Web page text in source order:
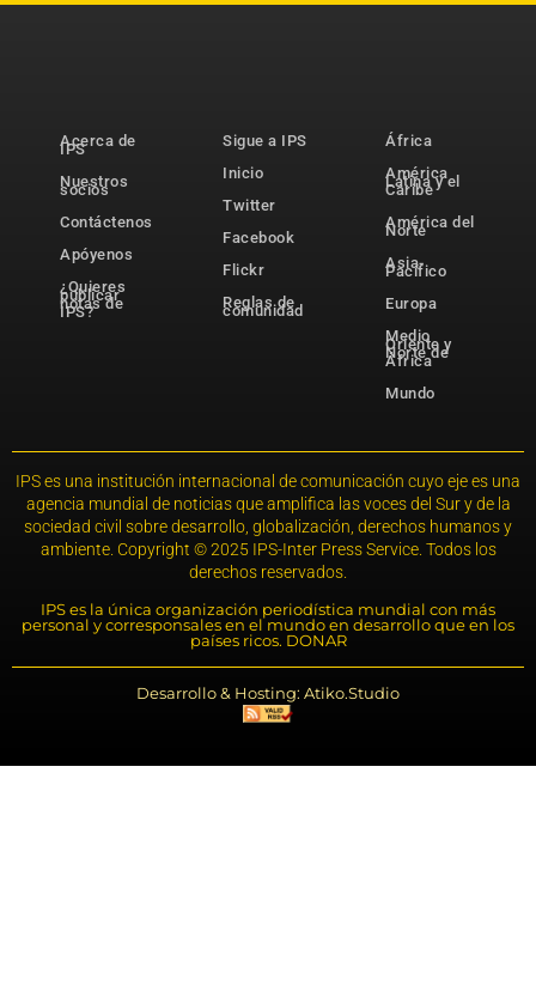
Acerca de
IPS
Nuestros
socios
Contáctenos
Apóyenos
¿Quieres
publicar
notas de
IPS?
Sigue a IPS
Inicio
Twitter
Facebook
Flickr
Reglas de
comunidad
África
América
Latina y el
Caribe
América del
Norte
Asia-
Pacífico
Europa
Medio
Oriente y
Norte de
África
Mundo
IPS es una institución internacional de comunicación cuyo eje es una
agencia mundial de noticias que amplifica las voces del Sur y de la
sociedad civil sobre desarrollo, globalización, derechos humanos y
ambiente. Copyright © 2025 IPS-Inter Press Service. Todos los
derechos reservados.
IPS es la única organización periodística mundial con más
personal y corresponsales en el mundo en desarrollo que en los
países ricos. DONAR
Desarrollo & Hosting: Atiko.Studio